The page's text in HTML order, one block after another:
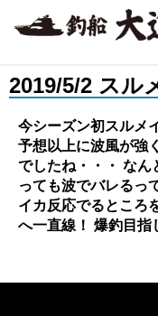
2019/5/2 スル
今シーズン初スルメ
予想以上に波風が強
でしたね・・・ なん
っても波でバレるっ
イカ反応でるところ
へ一直線！ 爆釣目指